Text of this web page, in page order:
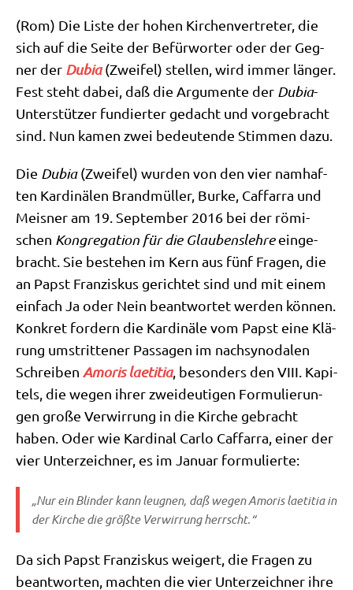
(Rom) Die Liste der hohen Kir­chen­ver­tre­ter, die
sich auf die Sei­te der Befür­wor­ter oder der Geg­
ner der Dubia (Zwei­fel) stel­len, wird immer län­ger.
Fest steht dabei, daß die Argu­men­te der Dubia-
Unter­stüt­zer fun­dier­ter gedacht und vor­ge­bracht
sind. Nun kamen zwei bedeu­ten­de Stim­men dazu.
Die Dubia(Zwei­fel) wur­den von den vier nam­haf­
ten Kar­di­nä­len Brand­mül­ler, Bur­ke, Caf­farra und
Meis­ner am 19. Sep­tem­ber 2016 bei der römi­
schen Kon­gre­ga­ti­on für die Glau­bens­leh­reein­ge­
bracht. Sie bestehen im Kern aus fünf Fra­gen, die
an Papst Fran­zis­kus gerich­tet sind und mit einem
ein­fach Ja oder Nein beant­wor­tet wer­den kön­nen.
Kon­kret for­dern die Kar­di­nä­le vom Papst eine Klä­
rung umstrit­te­ner Pas­sa­gen im nach­syn­oda­len
Schrei­ben Amo­ris lae­ti­tia, beson­ders den VIII. Kapi­
tels, die wegen ihrer zwei­deu­ti­gen For­mu­lie­run­
gen gro­ße Ver­wir­rung in die Kir­che gebracht
haben. Oder wie Kar­di­nal Car­lo Caf­farra, einer der
vier Unter­zeich­ner, es im Janu­ar formulierte:
„Nur ein Blin­der kann leug­nen, daß wegen Amo­ris lae­ti­tia in
der Kir­che die größ­te Ver­wir­rung herrscht.“
Da sich Papst Fran­zis­kus wei­gert, die Fra­gen zu
beant­wor­ten, mach­ten die vier Unter­zeich­ner ihre